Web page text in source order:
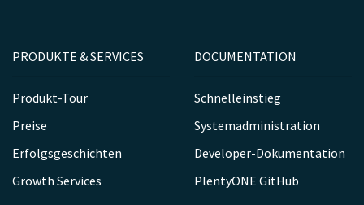
PRODUKTE & SERVICES
Produkt-Tour
Preise
Erfolgsgeschichten
Growth Services
DOCUMENTATION
Schnelleinstieg
Systemadministration
Developer-Dokumentation
PlentyONE GitHub